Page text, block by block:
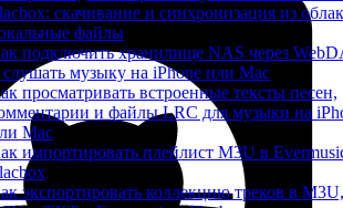
скачивание и синхронизация из
файлы
подключить хранилище NAS через
музыку на iPhone или Mac
просматривать встроенные тексты песен,
и файлы LRC для музыки на
Mac
импортировать плейлист M3U в
экспортировать коллекцию треков в M3U,